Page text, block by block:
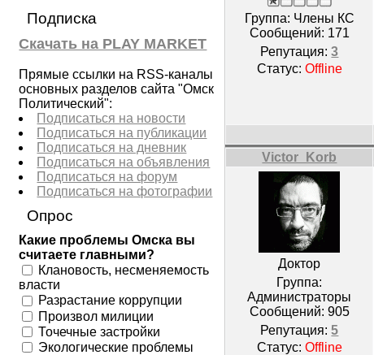
Подписка
Скачать на PLAY MARKET
Прямые ссылки на RSS-каналы
основных разделов сайта "Омск
Политический":
Подписаться на новости
Подписаться на публикации
Подписаться на дневник
Подписаться на объявления
Подписаться на форум
Подписаться на фотографии
Опрос
Какие проблемы Омска вы
считаете главными?
Клановость, несменяемость
власти
Разрастание коррупции
Произвол милиции
Точечные застройки
Экологические проблемы
Группа: Члены КС
Сообщений: 171
Репутация:3
Статус: Offline
Victor_Korb
Доктор
Группа:
Администраторы
Сообщений: 905
Репутация:5
Статус: Offline